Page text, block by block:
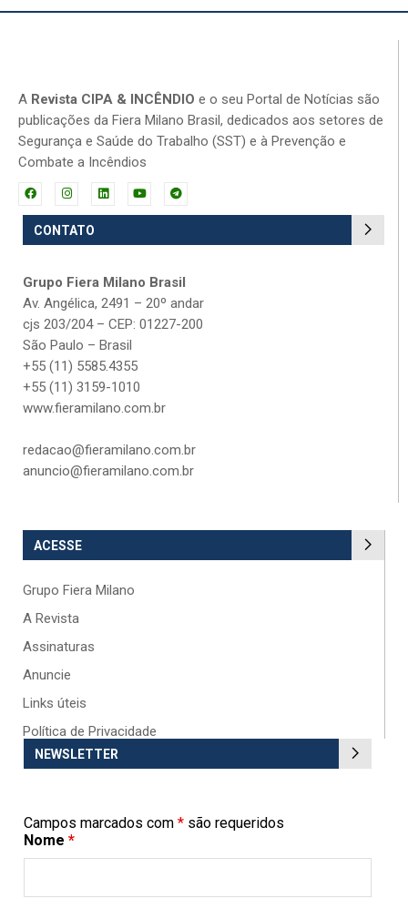
A Revista CIPA & INCÊNDIO e o seu Portal de Notícias são
publicações da Fiera Milano Brasil, dedicados aos setores de
Segurança e Saúde do Trabalho (SST) e à Prevenção e
Combate a Incêndios
CONTATO
Grupo Fiera Milano Brasil
Av. Angélica, 2491 – 20º andar
cjs 203/204 – CEP: 01227-200
São Paulo – Brasil
+55 (11) 5585.4355
+55 (11) 3159-1010
www.fieramilano.com.br
redacao@fieramilano.com.br
anuncio@fieramilano.com.br
ACESSE
Grupo Fiera Milano
A Revista
Assinaturas
Anuncie
Links úteis
Política de Privacidade
NEWSLETTER
Campos marcados com * são requeridos
Nome *